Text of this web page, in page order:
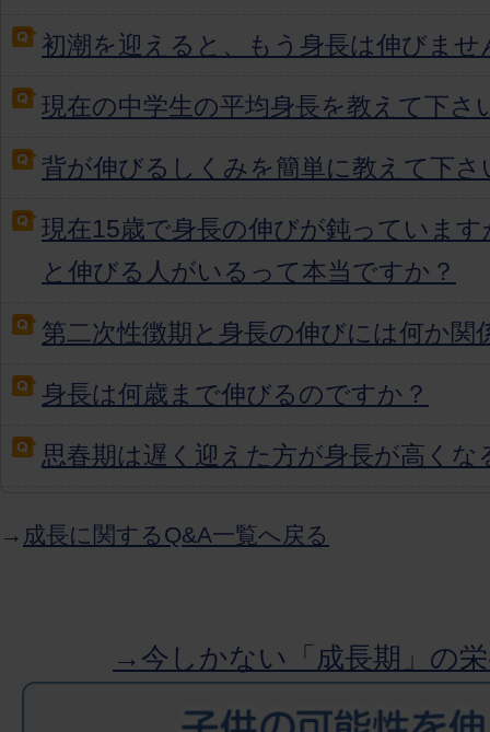
初潮を迎えると、もう身長は伸びませ
現在の中学生の平均身長を教えて下さ
背が伸びるしくみを簡単に教えて下さ
現在15歳で身長の伸びが鈍っていま
と伸びる人がいるって本当ですか？
第二次性徴期と身長の伸びには何か関
身長は何歳まで伸びるのですか？
思春期は遅く迎えた方が身長が高くな
→ 成長に関するQ&A一覧へ戻る
→今しかない「成長期」の